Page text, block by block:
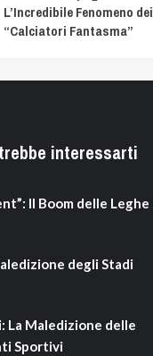
L’Incredibile Fenomeno dei
“Calciatori Fantasma”
interessarti
Il Boom delle Leghe
degli Stadi
La Maledizione delle
Sportivi